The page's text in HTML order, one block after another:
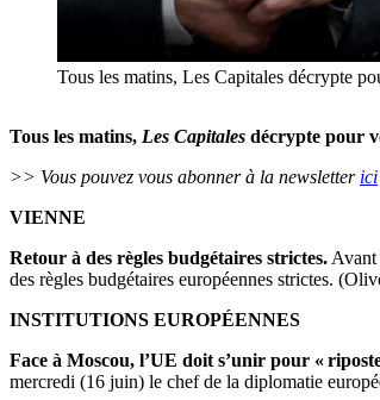
Tous les matins, Les Capitales décrypte
Tous les matins, Les Capitales décrypte pour
>> Vous pouvez vous abonner à la newsletter ici
VIENNE
Retour à des règles budgétaires strictes. Avant
des règles budgétaires européennes strictes.
INSTITUTIONS EUROPÉENNES
Face à Moscou, l’UE doit s’unir pour «
mercredi (16 juin) le chef de la diplomatie